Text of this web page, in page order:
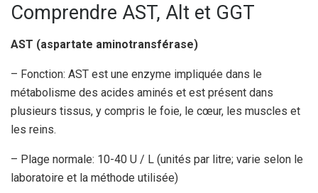
Comprendre AST, Alt et GGT
AST (aspartate aminotransférase)
– Fonction: AST est une enzyme impliquée dans le
métabolisme des acides aminés et est présent dans
plusieurs tissus, y compris le foie, le cœur, les muscles et
les reins.
– Plage normale: 10-40 U / L (unités par litre; varie selon le
laboratoire et la méthode utilisée)